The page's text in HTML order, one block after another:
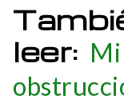
leer: